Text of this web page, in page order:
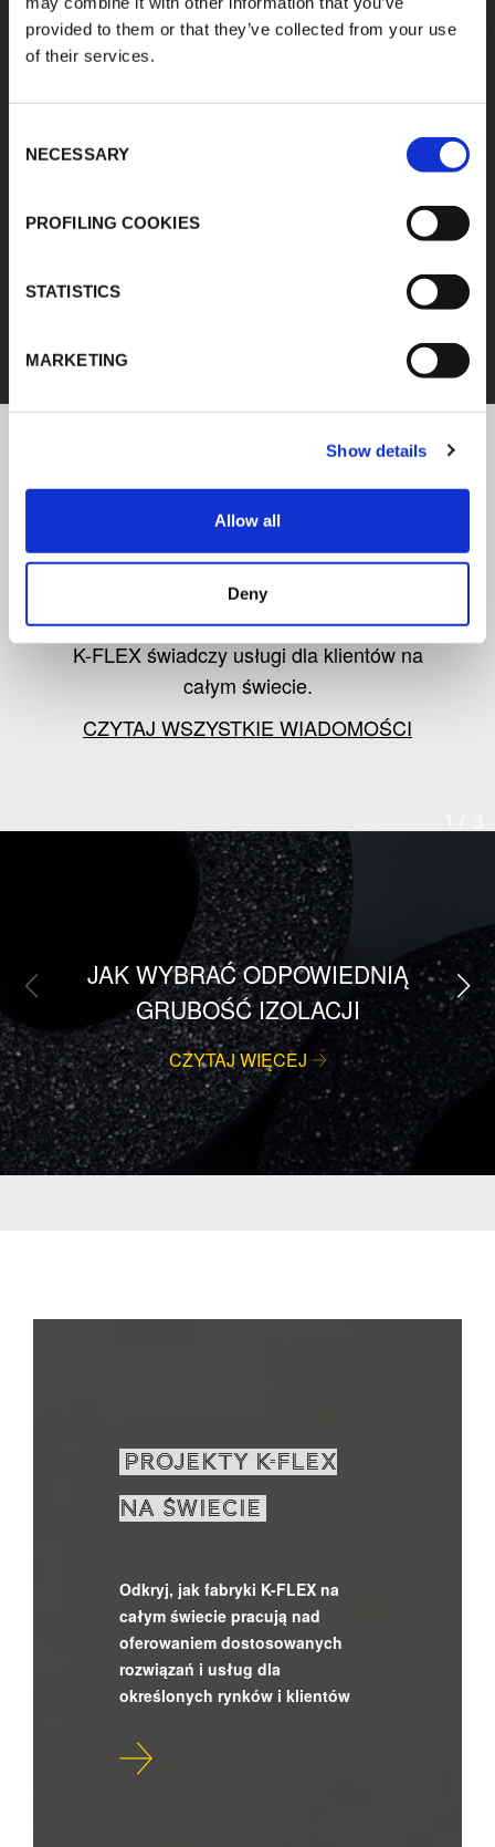
provided to them or that they’ve collected from your use
of their services.
Selection
NECESSARY
PROFILING COOKIES
STATISTICS
MARKETING
Show details
Allow all
Deny
Najnowsze informacje
od K-FLEX
Śledź informacje o najnowszych
produktach, rynku izolacji oraz o tym, jak
K-FLEX świadczy usługi dla klientów na
całym świecie.
CZYTAJ WSZYSTKIE WIADOMOŚCI
JAK WYBRAĆ ODPOWIEDNIĄ
GRUBOŚĆ IZOLACJI
CZYTAJ WIĘCEJ
PROJEKTY K-FLEX
NA ŚWIECIE
Odkryj, jak fabryki K-FLEX na
całym świecie pracują nad
oferowaniem dostosowanych
rozwiązań i usług dla
określonych rynków i klientów